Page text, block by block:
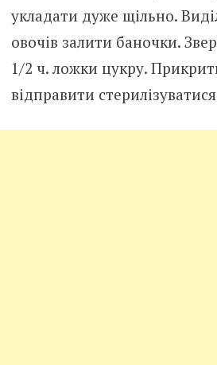
укладати дуже щільно.
овочів залити баночки.
1/2 ч. ложки цукру.
відправити